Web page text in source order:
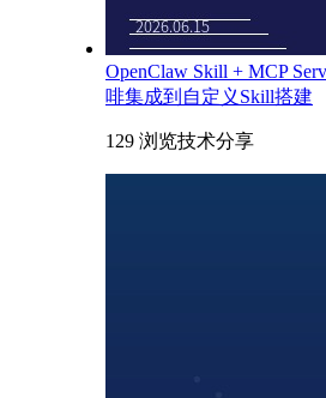
OpenClaw Skill + MCP
啡集成到自定义Skill搭建
129 浏览技术分享